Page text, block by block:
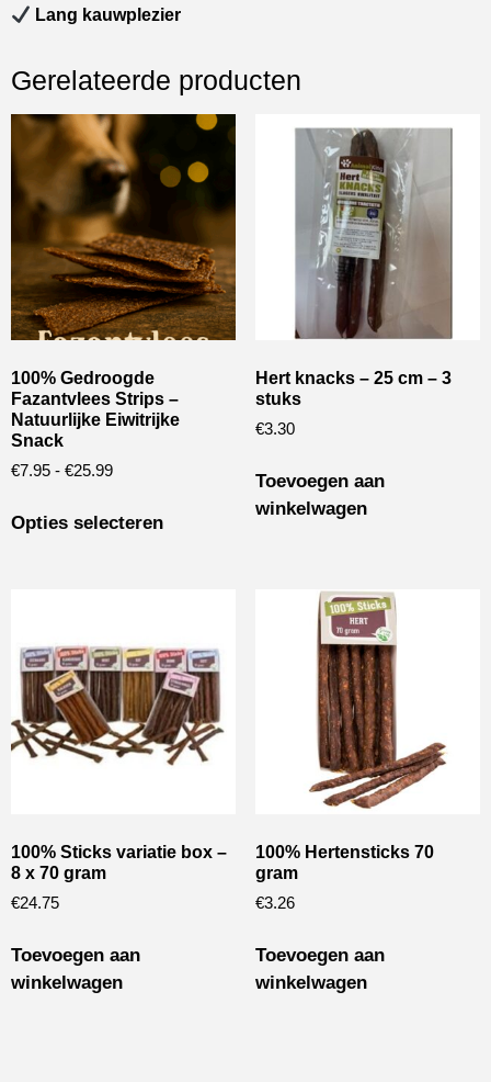
Lang kauwplezier
Gerelateerde producten
100% Gedroogde
Fazantvlees Strips –
Natuurlijke Eiwitrijke
Snack
€7.95 - €25.99
Opties selecteren
Hert knacks – 25 cm – 3
stuks
€3.30
Toevoegen aan
winkelwagen
100% Sticks variatie box –
8 x 70 gram
€24.75
Toevoegen aan
winkelwagen
100% Hertensticks 70
gram
€3.26
Toevoegen aan
winkelwagen